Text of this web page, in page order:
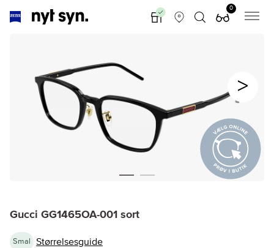
0
Gucci GG1465OA-001 sort
Smal Størrelsesguide